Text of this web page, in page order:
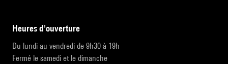
heures d'ouverture
Du lundi au vendredi de 9h30 à 19h
Fermé le samedi et le dimanche